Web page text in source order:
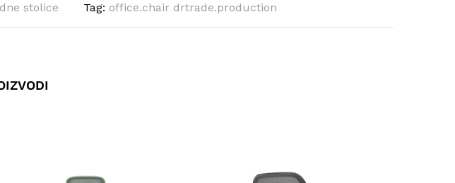
stolice Tag: office.chair drtrade.production